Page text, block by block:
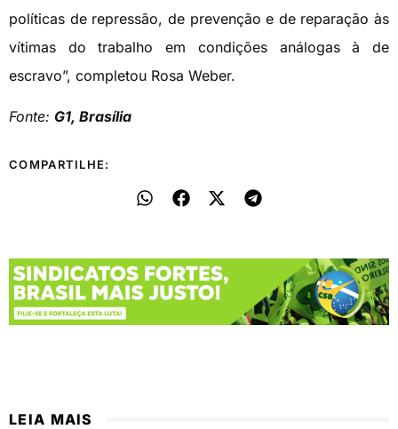
políticas de repressão, de prevenção e de reparação às
vítimas do trabalho em condições análogas à de
escravo”, completou Rosa Weber.
Fonte: G1, Brasília
COMPARTILHE:
LEIA MAIS